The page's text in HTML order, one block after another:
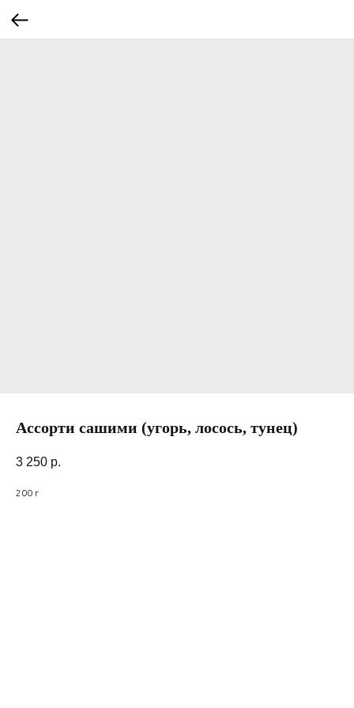
Ассорти сашими (угорь, лосось, тунец)
3 250 р.
200 г